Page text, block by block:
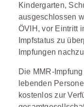
Kindergarten,
ausgeschlossen
ÖVIH, vor Eintritt
Impfstatus zu
Impfungen
Die MMR-
lebenden
kostenlos zur